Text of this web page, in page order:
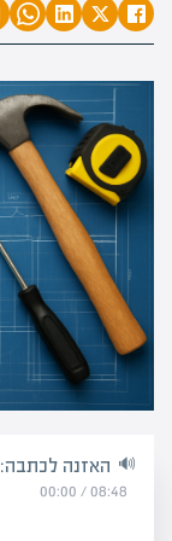
האזנה לכתבה:
08:48
/
00:00